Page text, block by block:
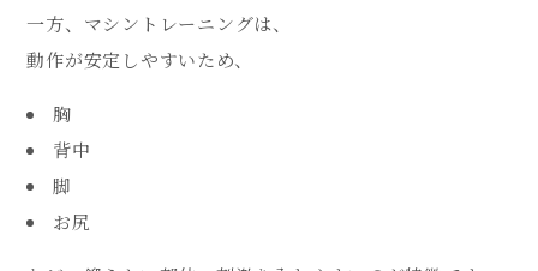
一方、マシントレーニングは、
動作が安定しやすいため、
胸
背中
脚
お尻